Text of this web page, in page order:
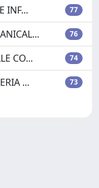
INF... 77
76
CO... 74
... 73